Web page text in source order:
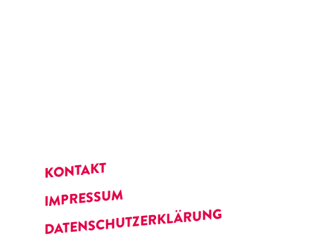
KONTAKT
IMPRESSUM
DATENSCHUTZERKLÄRUNG